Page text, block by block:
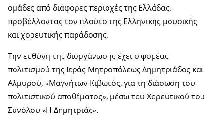
ομάδες από διάφορες περιοχές της Ελλάδας,
προβάλλοντας τον πλούτο της Ελληνικής μουσικής
και χορευτικής παράδοσης.
Την ευθύνη της διοργάνωσης έχει ο φορέας
πολιτισμού της Ιεράς Μητροπόλεως Δημητριάδος και
Αλμυρού, «Μαγνήτων Κιβωτός, για τη διάσωση του
πολιτιστικού αποθέματος», μέσω του Χορευτικού του
Συνόλου «Η Δημητριάς».